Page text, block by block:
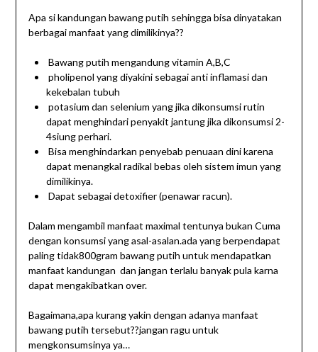
Apa si kandungan bawang putih sehingga bisa dinyatakan
berbagai manfaat yang dimilikinya??
Bawang putih mengandung vitamin A,B,C
pholipenol yang diyakini sebagai anti inflamasi dan
kekebalan tubuh
potasium dan selenium yang jika dikonsumsi rutin
dapat menghindari penyakit jantung jika dikonsumsi 2-
4siung perhari.
Bisa menghindarkan penyebab penuaan dini karena
dapat menangkal radikal bebas oleh sistem imun yang
dimilikinya.
Dapat sebagai detoxifier (penawar racun).
Dalam mengambil manfaat maximal tentunya bukan Cuma
dengan konsumsi yang asal-asalan.ada yang berpendapat
paling tidak800gram bawang putih untuk mendapatkan
manfaat kandungan dan jangan terlalu banyak pula karna
dapat mengakibatkan over.
Bagaimana,apa kurang yakin dengan adanya manfaat
bawang putih tersebut??jangan ragu untuk
mengkonsumsinya ya…